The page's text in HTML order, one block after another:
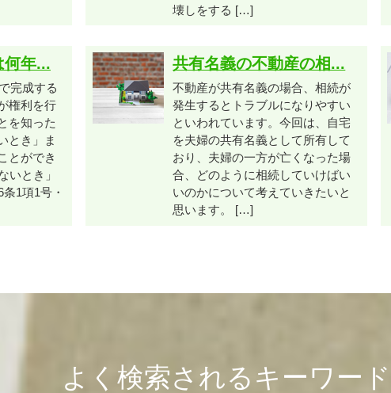
壊しをする […]
何年...
完成する
権利を行
を知った
とき」ま
とができ
いとき」
1項1号・
共有名義の不動産の相...
不動産が共有名義の場合、相続が
発生するとトラブルになりやすい
といわれています。今回は、自宅
を夫婦の共有名義として所有して
おり、夫婦の一方が亡くなった場
合、どのように相続していけばい
いのかについて考えていきたいと
思います。 […]
よく検索されるキーワード